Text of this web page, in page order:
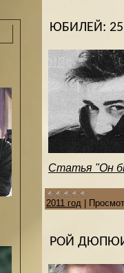
ЮБИЛЕЙ:
Статья "Он
2011 год
РОЙ